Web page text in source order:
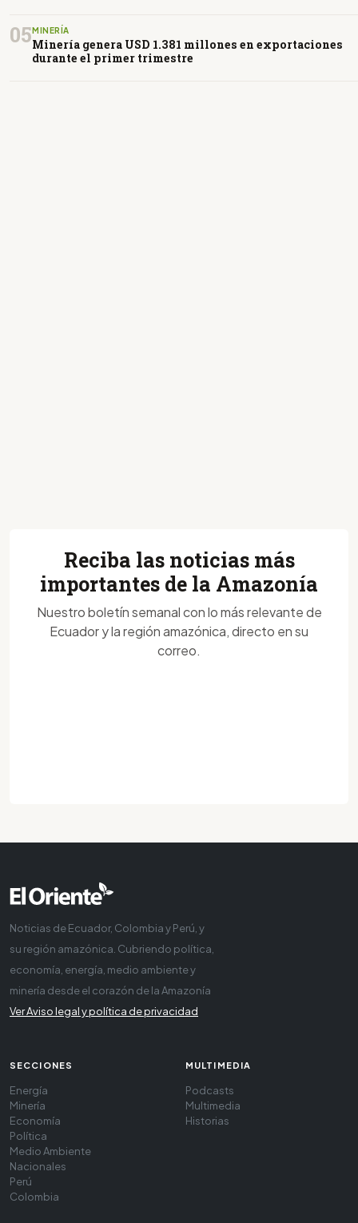
05MINERÍA
Minería genera USD 1.381 millones en exportaciones
durante el primer trimestre
Reciba las noticias más
importantes de la Amazonía
Nuestro boletín semanal con lo más relevante de
Ecuador y la región amazónica, directo en su
correo.
Noticias de Ecuador, Colombia y Perú, y
su región amazónica. Cubriendo política,
economía, energía, medio ambiente y
minería desde el corazón de la Amazonía
Ver Aviso legal y política de privacidad
SECCIONES
Energía
Minería
Economía
Política
Medio Ambiente
Nacionales
Perú
Colombia
MULTIMEDIA
Podcasts
Multimedia
Historias